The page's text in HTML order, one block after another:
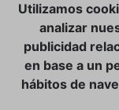
CLUB VINATER
CONTACTO
TIENDA ONLINE:
Utilizamos
analizar
publicidad
en base a un
hábitos de